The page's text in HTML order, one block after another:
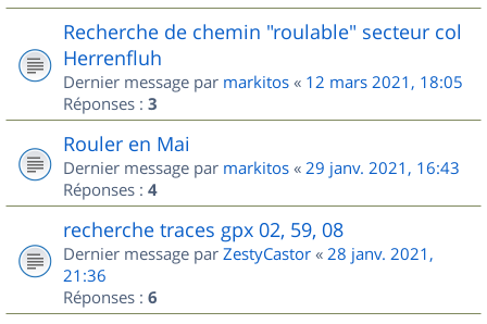
Recherche de chemin "roulable" secteur col
Herrenfluh
Dernier message par markitos « 12 mars 2021, 18:05
Réponses : 3
Rouler en Mai
Dernier message par markitos « 29 janv. 2021, 16:43
Réponses : 4
recherche traces gpx 02, 59, 08
Dernier message par ZestyCastor « 28 janv. 2021,
21:36
Réponses : 6